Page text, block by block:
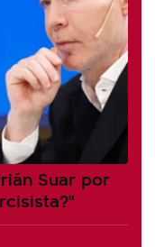
Suar por